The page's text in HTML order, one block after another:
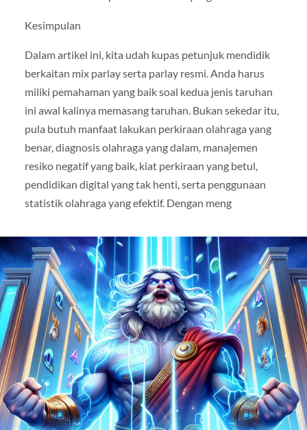
Kesimpulan
Dalam artikel ini, kita udah kupas petunjuk mendidik
berkaitan mix parlay serta parlay resmi. Anda harus
miliki pemahaman yang baik soal kedua jenis taruhan
ini awal kalinya memasang taruhan. Bukan sekedar itu,
pula butuh manfaat lakukan perkiraan olahraga yang
benar, diagnosis olahraga yang dalam, manajemen
resiko negatif yang baik, kiat perkiraan yang betul,
pendidikan digital yang tak henti, serta penggunaan
statistik olahraga yang efektif. Dengan meng